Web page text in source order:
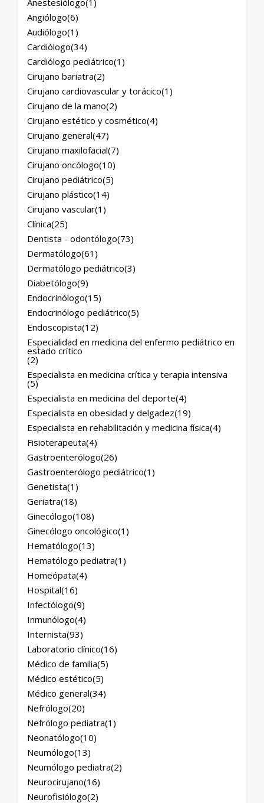
Anestesiólogo(1)
Angiólogo(6)
Audiólogo(1)
Cardiólogo(34)
Cardiólogo pediátrico(1)
Cirujano bariatra(2)
Cirujano cardiovascular y torácico(1)
Cirujano de la mano(2)
Cirujano estético y cosmético(4)
Cirujano general(47)
Cirujano maxilofacial(7)
Cirujano oncólogo(10)
Cirujano pediátrico(5)
Cirujano plástico(14)
Cirujano vascular(1)
Clínica(25)
Dentista - odontólogo(73)
Dermatólogo(61)
Dermatólogo pediátrico(3)
Diabetólogo(9)
Endocrinólogo(15)
Endocrinólogo pediátrico(5)
Endoscopista(12)
Especialidad en medicina del enfermo pediátrico en
estado crítico
(2)
Especialista en medicina crítica y terapia intensiva
(5)
Especialista en medicina del deporte(4)
Especialista en obesidad y delgadez(19)
Especialista en rehabilitación y medicina física(4)
Fisioterapeuta(4)
Gastroenterólogo(26)
Gastroenterólogo pediátrico(1)
Genetista(1)
Geriatra(18)
Ginecólogo(108)
Ginecólogo oncológico(1)
Hematólogo(13)
Hematólogo pediatra(1)
Homeópata(4)
Hospital(16)
Infectólogo(9)
Inmunólogo(4)
Internista(93)
Laboratorio clínico(16)
Médico de familia(5)
Médico estético(5)
Médico general(34)
Nefrólogo(20)
Nefrólogo pediatra(1)
Neonatólogo(10)
Neumólogo(13)
Neumólogo pediatra(2)
Neurocirujano(16)
Neurofisiólogo(2)